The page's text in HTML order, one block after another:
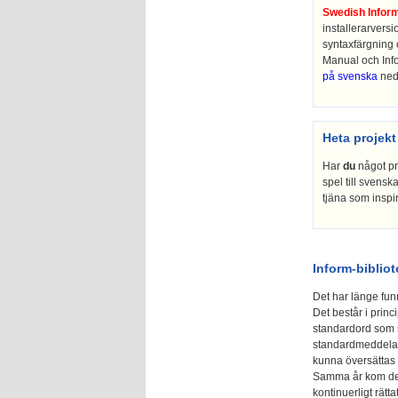
Swedish
syntaxfärgning
Manual och
på svenska
Heta projekt
Har du något
spel till
tjäna som
Inform-
Det har länge
Det består i
standardord som
kunna
Samma år kom
kontinuerligt